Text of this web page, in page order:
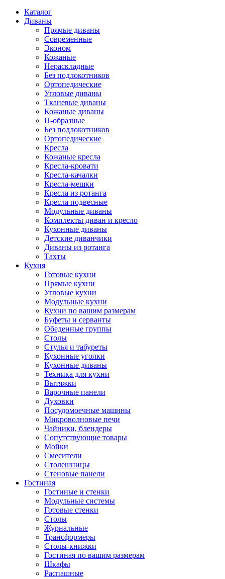
Каталог
Диваны
Прямые диваны
Современные
Эконом
Кожаные
Нераскладные
Без подлокотников
Ортопедические
Угловые диваны
Тканевые диваны
Кожаные диваны
П-образные
Без подлокотников
Ортопедические
Кресла
Кожаные кресла
Кресла-кровати
Кресла-качалки
Кресла-мешки
Кресла из ротанга
Кресла подвесные
Модульные диваны
Комплекты диван и кресло
Кухонные диваны
Детские диванчики
Диваны из ротанга
Тахты
Кухня
Готовые кухни
Прямые кухни
Угловые кухни
Модульные кухни
Кухни по вашим размерам
Буфеты и серванты
Обеденные группы
Столы
Стулья и табуреты
Кухонные уголки
Кухонные диваны
Техника для кухни
Вытяжки
Варочные панели
Духовки
Посудомоечные машины
Микроволновые печи
Чайники, блендеры
Сопутствующие товары
Мойки
Смесители
Столешницы
Стеновые панели
Гостиная
Гостиные и стенки
Модульные системы
Готовые стенки
Столы
Журнальные
Трансформеры
Столы-книжки
Гостиная по вашим размерам
Шкафы
Распашные